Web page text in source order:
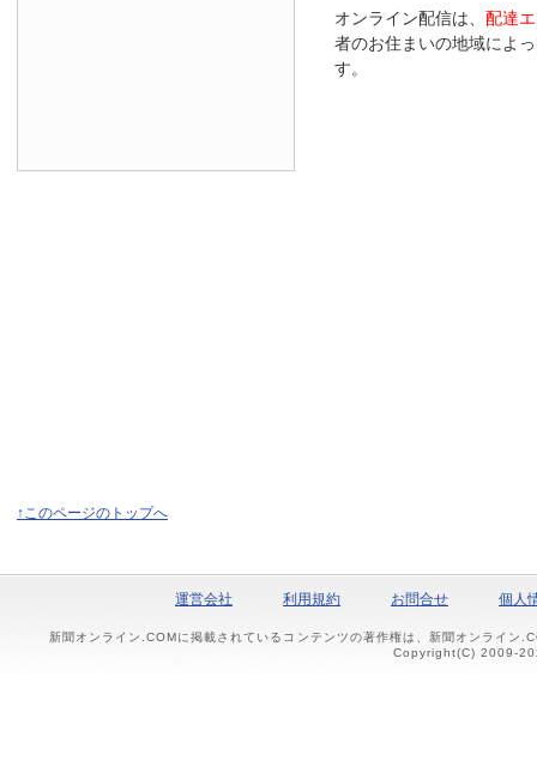
オンライン配信は、 配達
者のお住まいの地域によ
す。
↑このページのトップへ
運営会社 利用規約 お問合せ 個人
新聞オンライン.COMに掲載されているコンテンツの著作権は、新聞オンライン
Copyright(C) 2009-